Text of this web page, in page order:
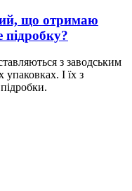
що отримаю
підробку?
з заводським
І їх з